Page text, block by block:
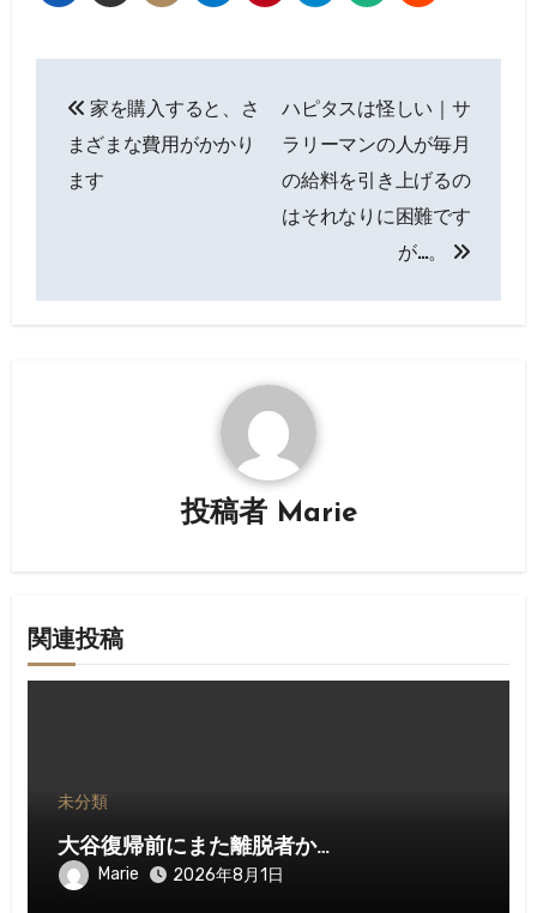
稿
ナ
家を購入すると、さ
まざまな費用がかかり
ます
ハピタスは怪しい｜サ
ラリーマンの人が毎月
の給料を引き上げるの
はそれなりに困難です
が…。
投稿者 Marie
関連投稿
未分類
大谷復帰前にまた離脱者か…
Marie 2026年8月1日